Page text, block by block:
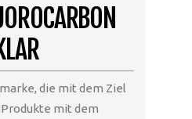
die mit dem Ziel
mit dem